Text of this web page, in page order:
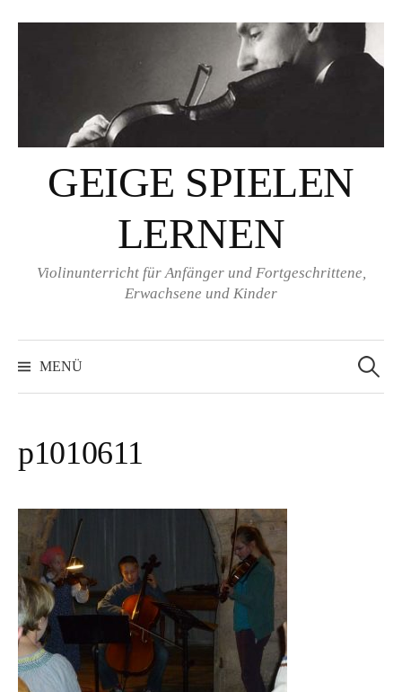
GEIGE SPIELEN
LERNEN
Violinunterricht für Anfänger und Fortgeschrittene,
Erwachsene und Kinder
MENÜ
nach:
p1010611